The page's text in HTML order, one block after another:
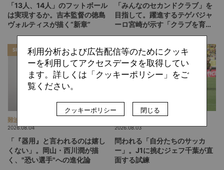
「13人、14人」のフットボール
は実現するか。吉本監督の徳島
ヴォルティスが描く“新章”
「みんなのセカンドクラブ」を
目指して。躍進するテゲバジャ
ーロ宮崎が示す「クラブを育て
る」という価値観
SPECIAL
難波 拓未
2026.08.04
「『器用』と言われるのは嬉し
くない」。岡山・西川潤が描
く、"恐い選手"への進化論
SPECIAL
2026.08.03
問われる「自分たちのサッカ
ー」。J1に挑むジェフ千葉が直
面する試練
利用分析および広告配信等のためにクッキ
ーを利用してアクセスデータを取得してい
ます。詳しくは「クッキーポリシー」をご
覧ください。
クッキーポリシー 閉じる